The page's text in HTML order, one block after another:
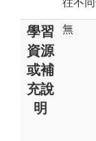
學習
資源
或補
充說
明
無